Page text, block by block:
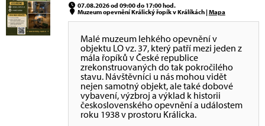
07.08.2026 od 09:00 do 17:00 hod.
Muzeum opevnění Králický řopík v Králíkách |Mapa
Malé muzeum lehkého opevnění v
objektu LO vz. 37, který patří mezi jeden z
mála řopíků v České republice
zrekonstruovaných do tak pokročilého
stavu. Návštěvníci u nás mohou vidět
nejen samotný objekt, ale také dobové
vybavení, výzbroj a výklad k historii
československého opevnění a událostem
roku 1938 v prostoru Králicka.